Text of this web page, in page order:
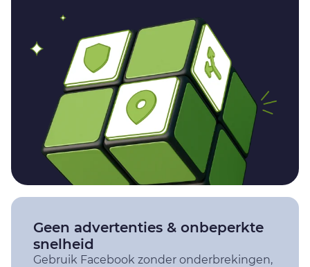
Geen advertenties & onbeperkte
snelheid
Gebruik Facebook zonder onderbrekingen,